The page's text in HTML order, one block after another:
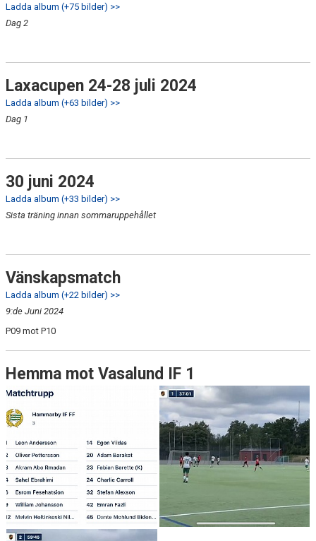
Ladda album (+75 bilder) >>
Dag 2
Laxacupen 24-28 juli 2024
Ladda album (+63 bilder) >>
Dag 1
30 juni 2024
Ladda album (+33 bilder) >>
Sista träning innan sommaruppehållet
Vänskapsmatch
Ladda album (+22 bilder) >>
9:de Juni 2024
P09 mot P10
Hemma mot Vasalund IF 1